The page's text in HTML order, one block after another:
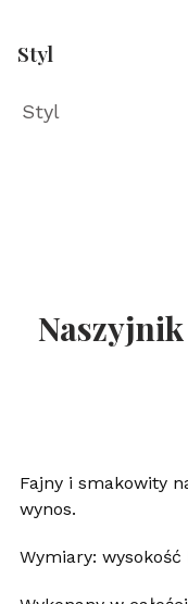
Styl
Styl
Fajny i smakowity
wynos.
Wymiary: